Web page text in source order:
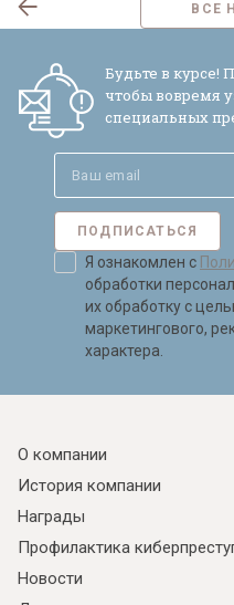
Я ознакомлен с
ВСЕ
Будьте в курсе!
чтобы вовремя
специальных
ПОДПИСАТЬСЯ
Я ознакомлен с
обработки
их обработку с
маркетингового,
характера.
О компании
История компании
Награды
Профилактика
Новости